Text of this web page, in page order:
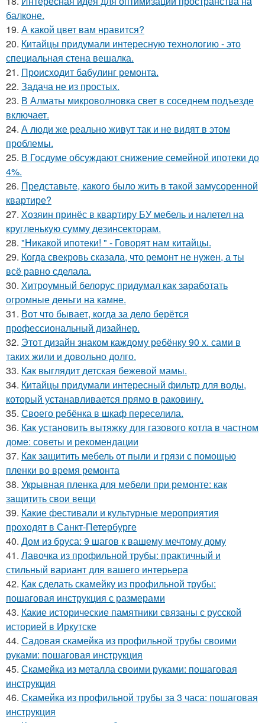
балконе.
19. А какой цвет вам нравится?
20. Китайцы придумали интересную технологию - это
специальная стена вешалка.
21. Происходит бабулинг ремонта.
22. Задача не из простых.
23. В Алматы микроволновка свет в соседнем подъезде
включает.
24. А люди же реально живут так и не видят в этом
проблемы.
25. В Госдуме обсуждают снижение семейной ипотеки до
4%.
26. Представьте, какого было жить в такой замусоренной
квартире?
27. Хозяин принёс в квартиру БУ мебель и налетел на
кругленькую сумму дезинсекторам.
28. "Никакой ипотеки! " - Говорят нам китайцы.
29. Когда свекровь сказала, что ремонт не нужен, а ты
всё равно сделала.
30. Хитроумный белорус придумал как заработать
огромные деньги на камне.
31. Вот что бывает, когда за дело берётся
профессиональный дизайнер.
32. Этот дизайн знаком каждому ребёнку 90 х. сами в
таких жили и довольно долго.
33. Как выглядит детская бежевой мамы.
34. Китайцы придумали интересный фильтр для воды,
который устанавливается прямо в раковину.
35. Своего ребёнка в шкаф переселила.
36. Как установить вытяжку для газового котла в частном
доме: советы и рекомендации
37. Как защитить мебель от пыли и грязи с помощью
пленки во время ремонта
38. Укрывная пленка для мебели при ремонте: как
защитить свои вещи
39. Какие фестивали и культурные мероприятия
проходят в Санкт-Петербурге
40. Дом из бруса: 9 шагов к вашему мечтому дому
41. Лавочка из профильной трубы: практичный и
стильный вариант для вашего интерьера
42. Как сделать скамейку из профильной трубы:
пошаговая инструкция с размерами
43. Какие исторические памятники связаны с русской
историей в Иркутске
44. Садовая скамейка из профильной трубы своими
руками: пошаговая инструкция
45. Скамейка из металла своими руками: пошаговая
инструкция
46. Скамейка из профильной трубы за 3 часа: пошаговая
инструкция